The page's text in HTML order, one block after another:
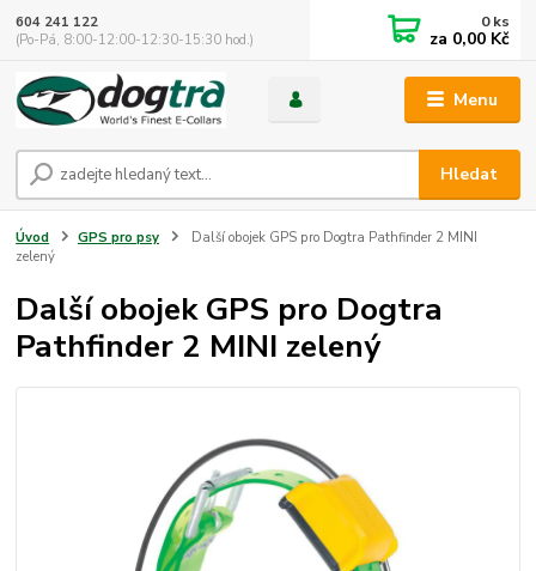
Menu
Hledat
604 241 122
(Po-Pá, 8:00-12:00-12:30-15:30 hod.)
0ks
za 0,00 Kč
Úvod GPS pro psy
Další obojek GPS pro Dogtra Pathfinder 2 MINI
zelený
Další obojek GPS pro Dogtra
Pathfinder 2 MINI zelený